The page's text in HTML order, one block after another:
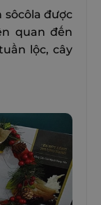
sôcôla được
quan đến
lộc, cây